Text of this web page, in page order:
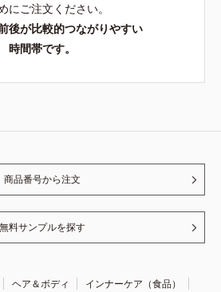
にご注文ください。
後が比較的つながりやすい
時間帯です。
商品番号から注文
無料サンプルを探す
ヘア＆ボディ
インナーケア（食品）